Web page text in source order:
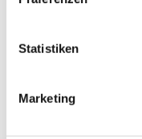
Statistiken
Marketing